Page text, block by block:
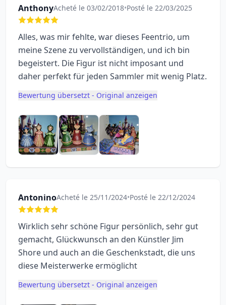
AnthonyAcheté le 03/02/2018•Posté le 22/03/2025
Alles, was mir fehlte, war dieses Feentrio, um
meine Szene zu vervollständigen, und ich bin
begeistert. Die Figur ist nicht imposant und
daher perfekt für jeden Sammler mit wenig Platz.
Bewertung übersetzt - Original anzeigen
AntoninoAcheté le 25/11/2024•Posté le 22/12/2024
Wirklich sehr schöne Figur persönlich, sehr gut
gemacht, Glückwunsch an den Künstler Jim
Shore und auch an die Geschenkstadt, die uns
diese Meisterwerke ermöglicht
Bewertung übersetzt - Original anzeigen